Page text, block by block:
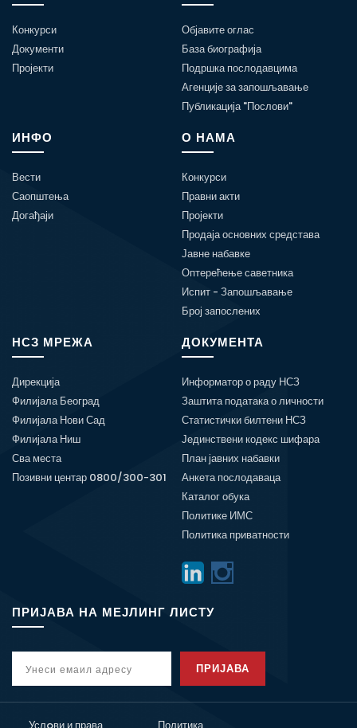
Конкурси
Документи
Пројекти
Објавите оглас
База биографија
Подршка послодавцима
Агенције за запошљавање
Публикација "Послови"
ИНФО
Вести
Саопштења
Догађаји
О НАМА
Конкурси
Правни акти
Пројекти
Продаја основних средстава
Јавне набавке
Оптерећење саветника
Испит - Запошљавање
Број запослених
НСЗ МРЕЖА
Дирекција
Филијала Београд
Филијала Нови Сад
Филијала Ниш
Сва места
Позивни центар 0800/300-301
ДОКУМЕНТА
Информатор о раду НСЗ
Заштита података о личности
Статистички билтени НСЗ
Јединствени кодекс шифара
План јавних набавки
Анкета послодаваца
Каталог обука
Политике ИМС
Политика приватности
ПРИЈАВА НА МЕЈЛИНГ ЛИСТУ
ПРИЈАВА